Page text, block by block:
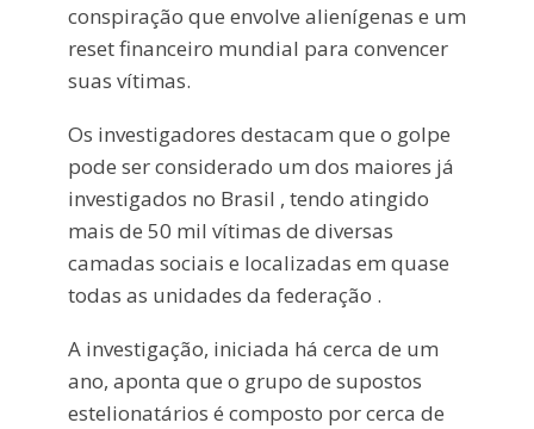
conspiração que envolve alienígenas e um
reset financeiro mundial para convencer
suas vítimas.
Os investigadores destacam que o golpe
pode ser considerado um dos maiores já
investigados no Brasil , tendo atingido
mais de 50 mil vítimas de diversas
camadas sociais e localizadas em quase
todas as unidades da federação .
A investigação, iniciada há cerca de um
ano, aponta que o grupo de supostos
estelionatários é composto por cerca de